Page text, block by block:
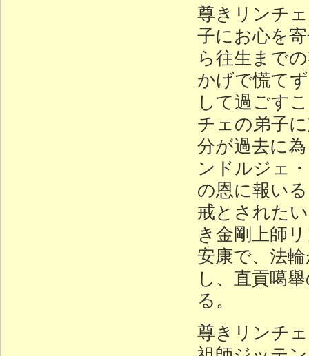
尊きリンチ
子にお心を
ら往生まで
かげで慌て
して過ごす
チェの弟子
分が過去に
ンドルジェ
の恩に報い
戒とされた
き金剛上師
安康で、法
し、直貢噶
る。
尊きリンチ